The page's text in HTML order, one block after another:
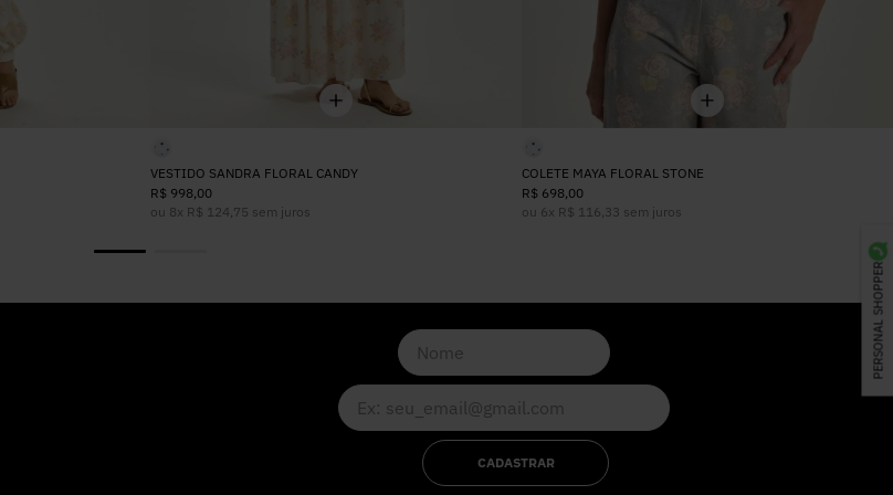
PERSONAL SHOPPER
VESTIDO SANDRA FLORAL CANDY
R$ 998,00
ou 8x R$ 124,75 sem juros
COLETE MAYA FLORAL STONE
R$ 698,00
ou 6x R$ 116, 33 sem juros
CADASTRAR